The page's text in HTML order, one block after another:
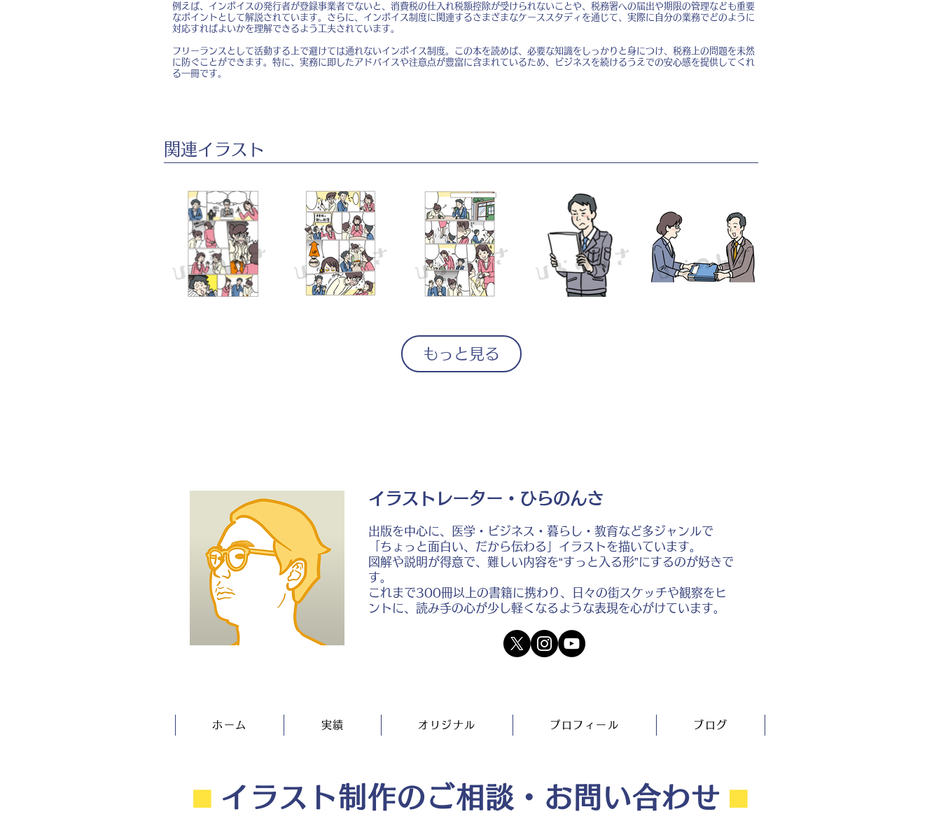
例えば、インボイスの発行者が登録事業者でないと、消費税の仕入れ税額控除が受けられないことや、税務署への届出や期限の管理なども重要
なポイントとして解説されています。さらに、インボイス制度に関連するさまざまなケーススタディを通じて、実際に自分の業務でどのように
対応すればよいかを理解できるよう工夫されています。
フリーランスとして活動する上で避けては通れないインボイス制度。この本を読めば、必要な知識をしっかりと身につけ、税務上の問題を未然
に防ぐことができます。特に、実務に即したアドバイスや注意点が豊富に含まれているため、ビジネスを続けるうえでの安心感を提供してくれ
る一冊です。
​関連イラスト
もっと見る
イラストレーター・ひらのんさ
出版を中心に、医学・ビジネス・暮らし・教育など多ジャンルで
「ちょっと面白い、だから伝わる」イラストを描いています。
図解や説明が得意で、難しい内容を“すっと入る形”にするのが好きで
す。
これまで300冊以上の書籍に携わり、日々の街スケッチや観察をヒ
ントに、読み手の心が少し軽くなるような表現を心がけています。
ホーム 実績 オリジナル プロフィール ブログ
⬛︎ イラスト制作のご相談・お問い合わせ ⬛︎